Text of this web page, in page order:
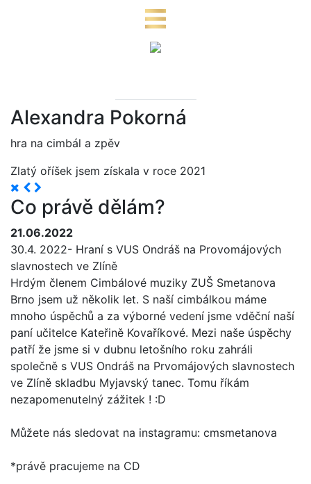
Alexandra Pokorná
hra na cimbál a zpěv
Zlatý oříšek jsem získala v roce 2021
Co právě dělám?
21.06.2022
30.4. 2022- Hraní s VUS Ondráš na Provomájových
slavnostech ve Zlíně
Hrdým členem Cimbálové muziky ZUŠ Smetanova
Brno jsem už několik let. S naší cimbálkou máme
mnoho úspěchů a za výborné vedení jsme vděční naší
paní učitelce Kateřině Kovaříkové. Mezi naše úspěchy
patří že jsme si v dubnu letošního roku zahráli
společně s VUS Ondráš na Prvomájových slavnostech
ve Zlíně skladbu Myjavský tanec. Tomu říkám
nezapomenutelný zážitek ! :D
Můžete nás sledovat na instagramu: cmsmetanova
*právě pracujeme na CD